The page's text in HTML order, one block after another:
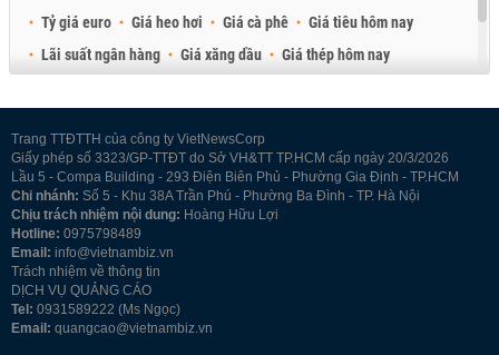
Tỷ giá euro
Giá heo hơi Giá cà phê
Giá tiêu hôm nay
Lãi suất ngân hàng
Giá xăng dầu
Giá thép hôm nay
Trang TTĐTTH của công ty VietNewsCorp
Giấy phép số 3323/GP-TTĐT do Sở VH&TT TP.HCM cấp ngày 20/3/2026
Lầu 5 - Compa Building - 293 Điện Biên Phủ - Phường Gia Định - TP.HCM
Chi nhánh: Số 5 - Khu 38A Trần Phú - Phường Ba Đình - TP. Hà Nội
Chịu trách nhiệm nội dung: Hoàng Hữu Lợi
Hotline: 0975798489
Email: info@vietnambiz.vn
Trách nhiệm về thông tin
DỊCH VỤ QUẢNG CÁO
Tel: 0931589222 (Ms Ngọc)
Email: quangcao@vietnambiz.vn